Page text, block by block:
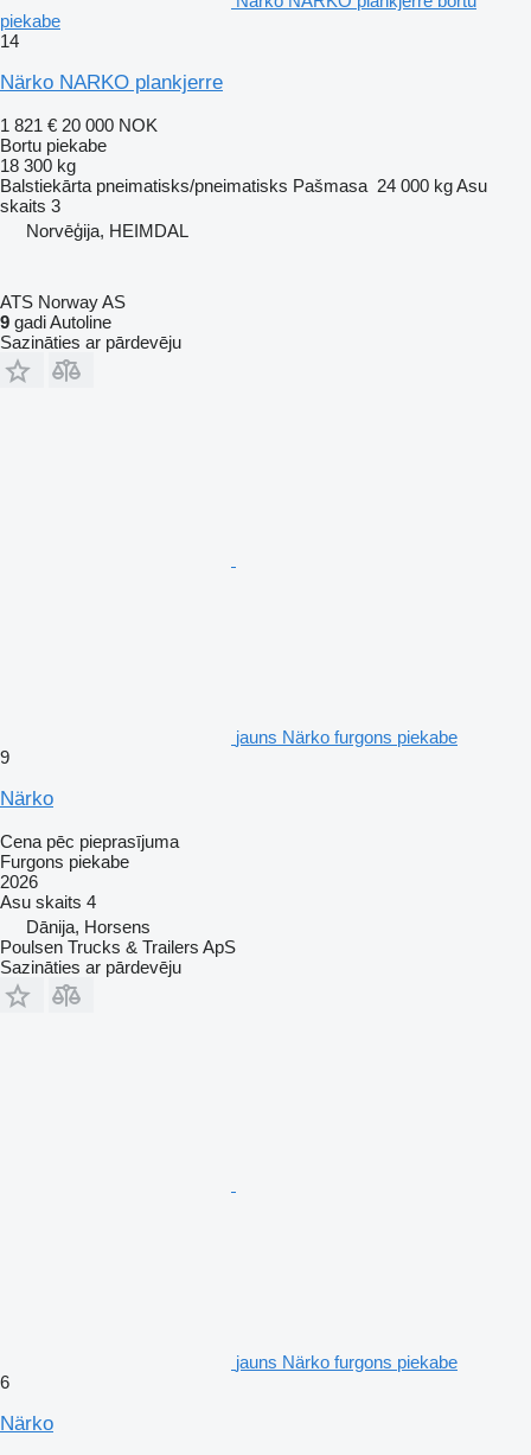
piekabe
14
Närko NARKO plankjerre
1 821 € 20 000 NOK
Bortu piekabe
18 300 kg
Balstiekārta pneimatisks/pneimatisks Pašmasa 24 000 kgAsu
skaits 3
Norvēģija, HEIMDAL
ATS Norway AS
9 gadi Autoline
Sazināties ar pārdevēju
jauns Närko furgons piekabe
9
Närko
Cena pēc pieprasījuma
Furgons piekabe
2026
Asu skaits 4
Dānija, Horsens
Poulsen Trucks & Trailers ApS
Sazināties ar pārdevēju
jauns Närko furgons piekabe
6
Närko